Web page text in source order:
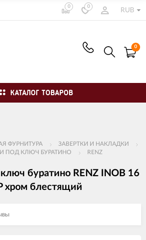
0 0
RUB
0
КАТАЛОГ ТОВАРОВ
ФУРНИТУРА
ЗАВЕРТКИ И НАКЛАДКИ
ПОД КЛЮЧ БУРАТИНО
RENZ
буратино RENZ INOB 16
хром блестящий